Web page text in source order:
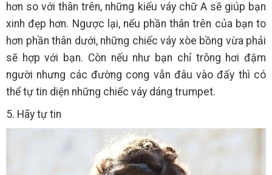
hơn so với thân trên, những kiểu váy chữ A sẽ giúp bạn
xinh đẹp hơn. Ngược lại, nếu phần thân trên của bạn to
hơn phần thân dưới, những chiếc váy xòe bồng vừa phải
sẽ hợp với bạn. Còn nếu như bạn chỉ trông hơi đậm
người nhưng các đường cong vẫn đâu vào đấy thì có
thể tự tin diện những chiếc váy dáng trumpet.
5. Hãy tự tin